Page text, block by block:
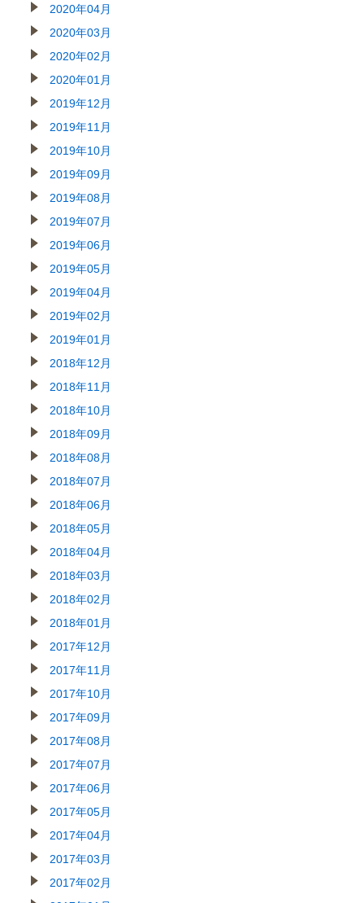
2020年04月
2020年03月
2020年02月
2020年01月
2019年12月
2019年11月
2019年10月
2019年09月
2019年08月
2019年07月
2019年06月
2019年05月
2019年04月
2019年02月
2019年01月
2018年12月
2018年11月
2018年10月
2018年09月
2018年08月
2018年07月
2018年06月
2018年05月
2018年04月
2018年03月
2018年02月
2018年01月
2017年12月
2017年11月
2017年10月
2017年09月
2017年08月
2017年07月
2017年06月
2017年05月
2017年04月
2017年03月
2017年02月